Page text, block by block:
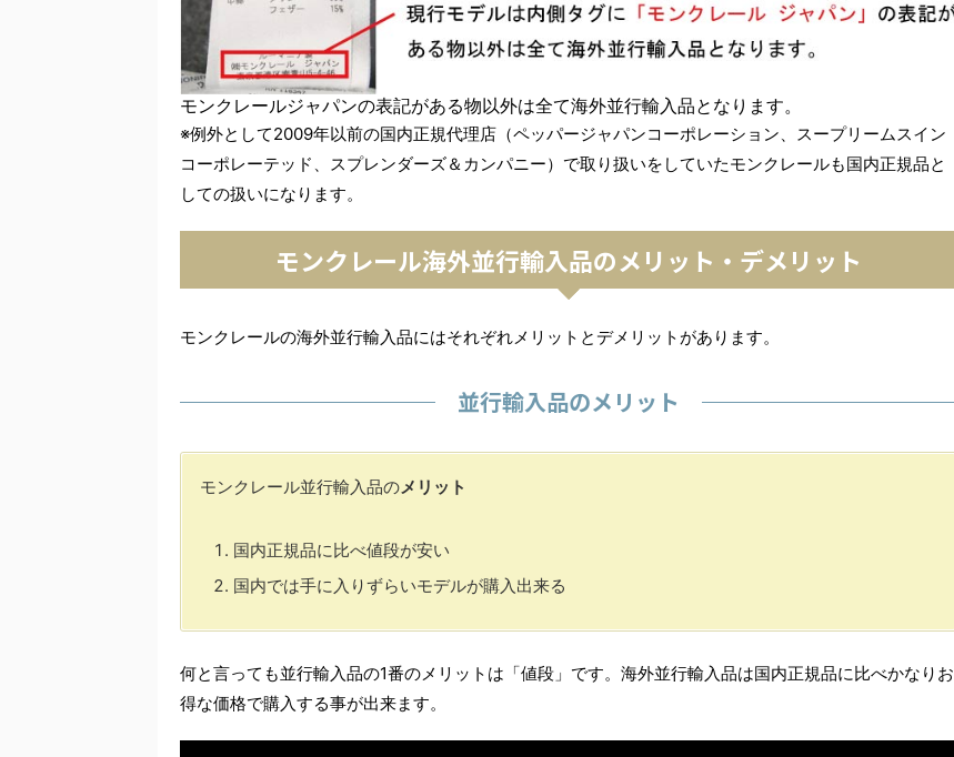
モンクレールジャパンの表記がある物以外は全て海外並行輸入品となります。
※例外として2009年以前の国内正規代理店（ペッパージャパンコーポレーション、スープリームスイン
コーポレーテッド、スプレンダーズ＆カンパニー）で取り扱いをしていたモンクレールも国内正規品と
しての扱いになります。
モンクレール海外並行輸入品のメリット・デメリット
モンクレールの海外並行輸入品にはそれぞれメリットとデメリットがあります。
並行輸入品のメリット
モンクレール並行輸入品のメリット
国内正規品に比べ値段が安い
国内では手に入りずらいモデルが購入出来る
何と言っても並行輸入品の1番のメリットは「値段」です。海外並行輸入品は国内正規品に比べかなりお
得な価格で購入する事が出来ます。